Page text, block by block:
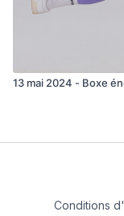
13 mai 2024 - Boxe
Conditions